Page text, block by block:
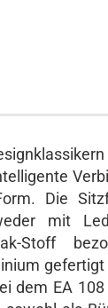
Die
mit
Stoff
dem EA